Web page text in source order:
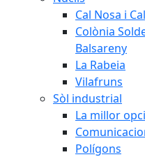
Cal Nosa i
Colònia
Balsareny
La Rabeia
Vilafruns
Sòl industrial
La millor
Polígons